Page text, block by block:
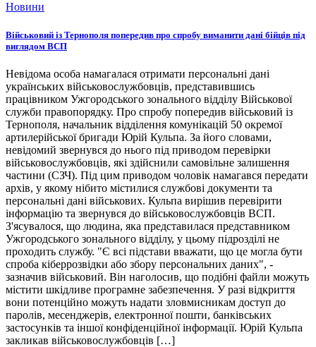
Новини
Військовий із Тернополя попередив про спробу виманити дані бійців під
виглядом ВСП
Невідома особа намагалася отримати персональні дані
українських військовослужбовців, представившись
працівником Ужгородського зонального відділу Військової
служби правопорядку. Про спробу попередив військовий із
Тернополя, начальник відділення комунікацій 50 окремої
артилерійської бригади Юрій Кульпа. За його словами,
невідомий звернувся до нього під приводом перевірки
військовослужбовців, які здійснили самовільне залишення
частини (СЗЧ). Під цим приводом чоловік намагався передати
архів, у якому нібито містилися службові документи та
персональні дані військових. Кульпа вирішив перевірити
інформацію та звернувся до військовослужбовців ВСП.
З'ясувалося, що людина, яка представилася представником
Ужгородського зонального відділу, у цьому підрозділі не
проходить службу. "Є всі підстави вважати, що це могла бути
спроба кіберрозвідки або збору персональних даних", -
зазначив військовий. Він наголосив, що подібні файли можуть
містити шкідливе програмне забезпечення. У разі відкриття
вони потенційно можуть надати зловмисникам доступ до
паролів, месенджерів, електронної пошти, банківських
застосунків та іншої конфіденційної інформації. Юрій Кульпа
закликав військовослужбовців […]